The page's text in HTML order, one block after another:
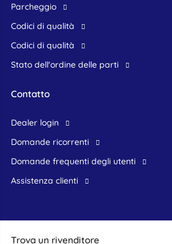
Trova un rivenditore
Parcheggio
Codici di qualità
Codici di qualità
Stato dell'ordine delle parti
Contatto
dealer login
domande ricorrenti
domande frequenti degli utenti
assistenza clienti